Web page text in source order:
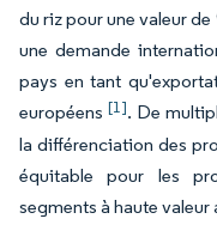
du riz pour une valeur
une demande
pays en tant
européens [1]. De
la différenciation des
équitable pour les
segments à haute valeur